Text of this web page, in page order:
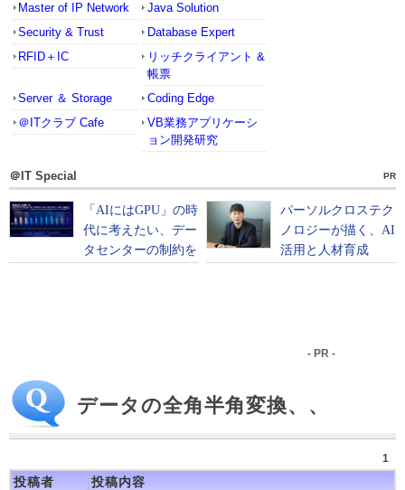
Master of IP Network
Java Solution
Security & Trust
Database Expert
RFID＋IC
リッチクライアント &
帳票
Server ＆ Storage
Coding Edge
＠ITクラブ Cafe
VB業務アプリケーシ
ョン開発研究
＠IT Special PR
- PR -
データの全角半角変換、、
1
投稿者 投稿内容